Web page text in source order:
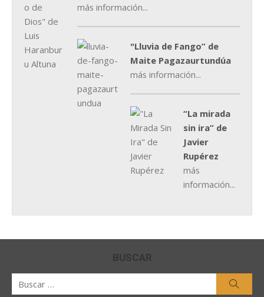
más información...
"Lluvia de Fango” de
Maite Pagazaurtundúa
más información...
“La mirada
sin ira” de
Javier
Rupérez
más
información...
BUSCAR